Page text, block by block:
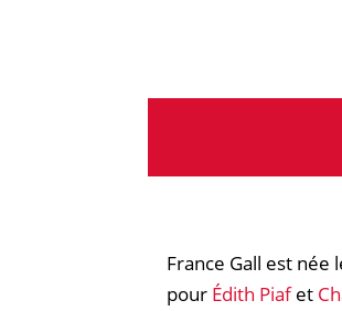
France Gall est
pour Édith Piafet